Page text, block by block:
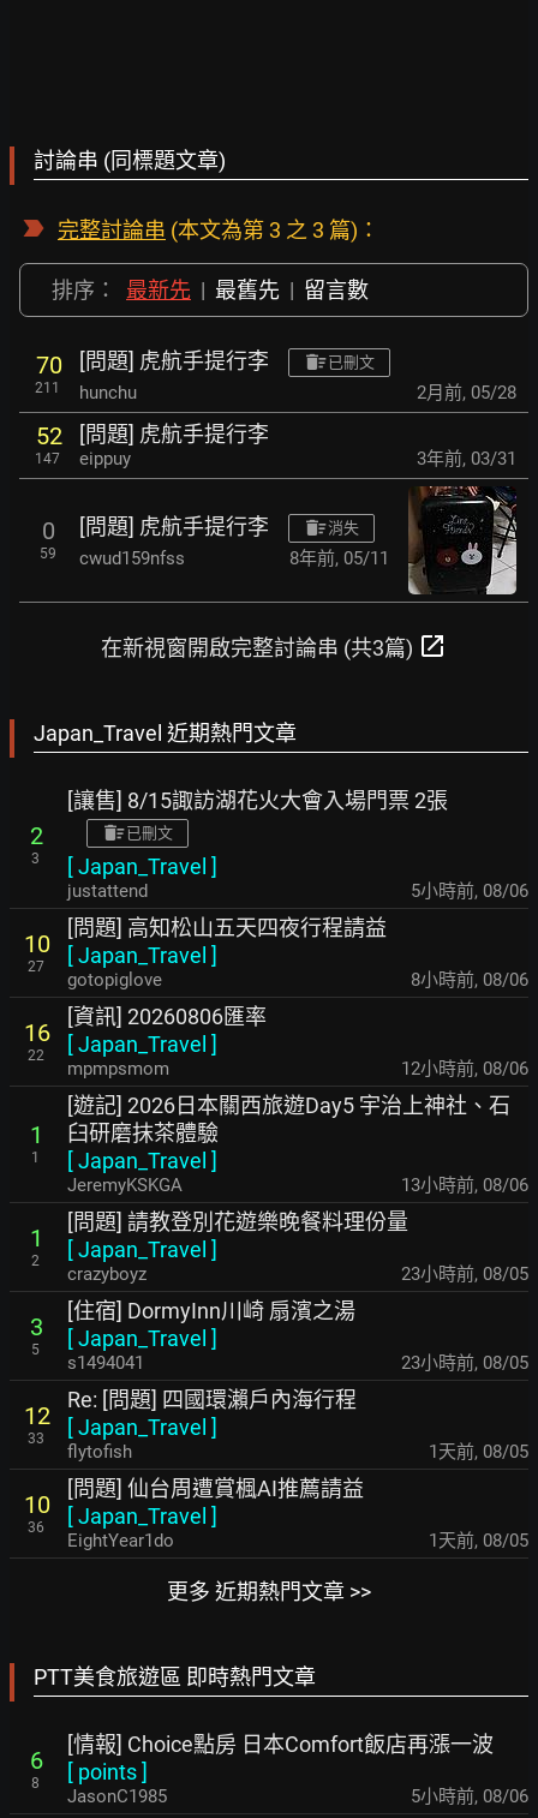
討論串 (同標題文章)
完整討論串 (本文為第 3 之 3 篇)：
排序： 最新先 | 最舊先 | 留言數
70
211
[問題] 虎航手提行李 已刪文
hunchu 2月前, 05/28
52
147
[問題] 虎航手提行李
eippuy 3年前, 03/31
0
59
[問題] 虎航手提行李 消失
cwud159nfss 8年前, 05/11
在新視窗開啟完整討論串 (共3篇) open_in_new
Japan_Travel 近期熱門文章
2
3
[讓售] 8/15諏訪湖花火大會入場門票 2張
已刪文
[Japan_Travel ]
justattend 5小時前, 08/06
10
27
[問題] 高知松山五天四夜行程請益
[Japan_Travel ]
gotopiglove 8小時前, 08/06
16
22
[資訊] 20260806匯率
[Japan_Travel ]
mpmpsmom 12小時前, 08/06
1
1
[遊記] 2026日本關西旅遊Day5 宇治上神社、石
臼研磨抹茶體驗
[Japan_Travel ]
JeremyKSKGA 13小時前, 08/06
1
2
[問題] 請教登別花遊樂晚餐料理份量
[Japan_Travel ]
crazyboyz 23小時前, 08/05
3
5
[住宿] DormyInn川崎 扇濱之湯
[Japan_Travel ]
s1494041 23小時前, 08/05
12
33
Re: [問題] 四國環瀨戶內海行程
[Japan_Travel ]
flytofish 1天前, 08/05
10
36
[問題] 仙台周遭賞楓AI推薦請益
[Japan_Travel ]
EightYear1do 1天前, 08/05
更多 近期熱門文章 >>
PTT美食旅遊區 即時熱門文章
6
8
[情報] Choice點房 日本Comfort飯店再漲一波
[ points]
JasonC1985 5小時前, 08/06